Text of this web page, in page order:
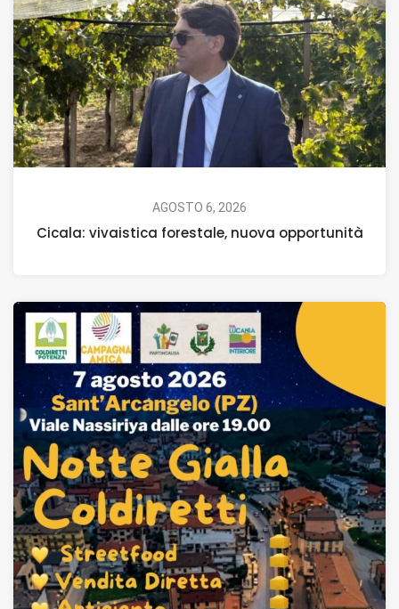
AGOSTO 6, 2026
Cicala: vivaistica forestale, nuova opportunità